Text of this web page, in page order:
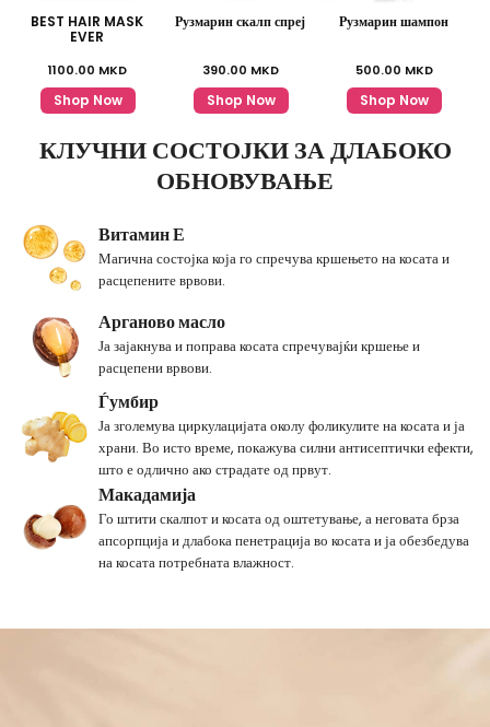
BEST HAIR MASK
EVER
1100.00 MKD
Shop Now
Рузмарин скалп спреј
390.00 MKD
Shop Now
Рузмарин шампон
500.00 MKD
Shop Now
КЛУЧНИ СОСТОЈКИ ЗА ДЛАБОКО
ОБНОВУВАЊЕ
Витамин Е
Магична состојка која го спречува кршењето на косата и
расцепените врвови.
Арганово масло
Ја зајакнува и поправа косата спречувајќи кршење и
расцепени врвови.
Ѓумбир
Ја зголемува циркулацијата околу фоликулите на косата и ја
храни. Во исто време, покажува силни антисептички ефекти,
што е одлично ако страдате од првут.
Макадамија
Го штити скалпот и косата од оштетување, а неговата брза
апсорпција и длабока пенетрација во косата и ја обезбедува
на косата потребната влажност.